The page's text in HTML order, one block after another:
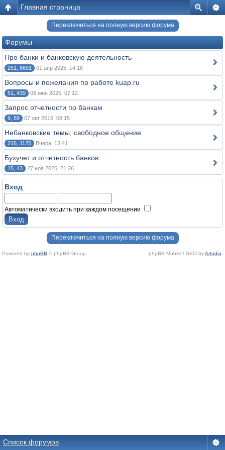
Главная страница
Переключиться на полную версию форума
Форумы
Про банки и банковскую деятельность
251, 6691 01 апр 2025, 14:16
Вопросы и пожелания по работе kuap.ru
51, 439 06 июн 2025, 07:12
Запрос отчетности по банкам
9, 89 07 окт 2016, 08:15
Небанковские темы, свободное общение
216, 1125 Вчера, 13:41
Бухучет и отчетность банков
15, 43 27 ноя 2025, 21:26
Вход
Автоматически входить при каждом посещении
Переключиться на полную версию форума
Powered by phpBB © phpBB Group. phpBB Mobile / SEO byArtodia
Список форумов